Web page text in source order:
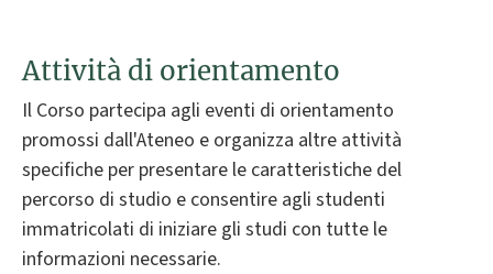
Attività di orientamento
Il Corso partecipa agli eventi di orientamento
promossi dall'Ateneo e organizza altre attività
specifiche per presentare le caratteristiche del
percorso di studio e consentire agli studenti
immatricolati di iniziare gli studi con tutte le
informazioni necessarie.